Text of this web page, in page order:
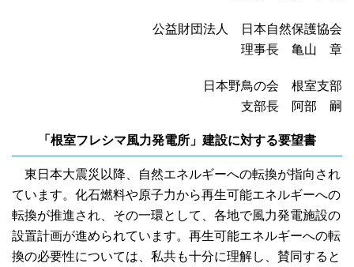
公益財団法人 日本自然保護協会
理事長 亀山 章
日本野鳥の会 根室支部
支部長 阿部 嗣
「根室フレシマ風力発電所」建設に対する要望書
東日本大震災以降、自然エネルギーへの転換が指向され
ています。化石燃料や原子力から再生可能エネルギーへの
転換が推進され、その一環として、各地で風力発電施設の
設置計画が進められています。再生可能エネルギーへの転
換の必要性については、私共も十分に理解し、賛同すると